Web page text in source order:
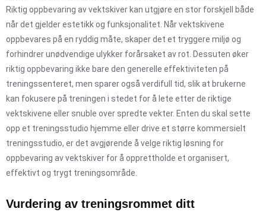
Riktig oppbevaring av vektskiver kan utgjøre en stor forskjell både
når det gjelder estetikk og funksjonalitet. Når vektskivene
oppbevares på en ryddig måte, skaper det et tryggere miljø og
forhindrer unødvendige ulykker forårsaket av rot. Dessuten øker
riktig oppbevaring ikke bare den generelle effektiviteten på
treningssenteret, men sparer også verdifull tid, slik at brukerne
kan fokusere på treningen i stedet for å lete etter de riktige
vektskivene eller snuble over spredte vekter. Enten du skal sette
opp et treningsstudio hjemme eller drive et større kommersielt
treningsstudio, er det avgjørende å velge riktig løsning for
oppbevaring av vektskiver for å opprettholde et organisert,
effektivt og trygt treningsområde.
Vurdering av treningsrommet ditt